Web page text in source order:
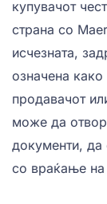
купувачот
страна со
исчезната,
означена
продавачот
може да
документи, да
со враќање на